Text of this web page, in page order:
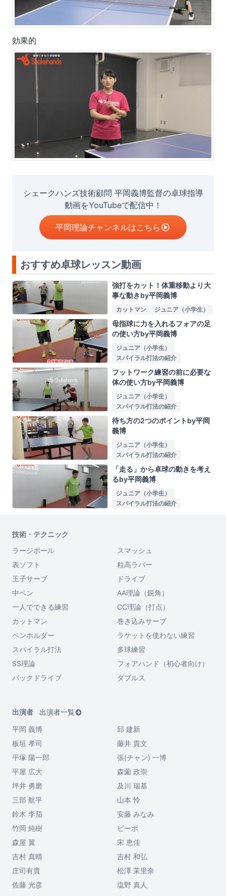
効果的
シェークハンズ技術顧問 平岡義博監督の卓球指導
動画をYouTubeで配信中！
平岡理論チャンネルはこちら
おすすめ卓球レッスン動画
強打をカット！体重移動より大
事な動きby平岡義博
カットマン ジュニア（小学生）
母指球に力を入れるフォアの足
の使い方by平岡義博
ジュニア（小学生）
スパイラル打法の紹介
フットワーク練習の前に必要な
体の使い方by平岡義博
ジュニア（小学生）
スパイラル打法の紹介
待ち方の2つのポイントby平岡
義博
ジュニア（小学生）
スパイラル打法の紹介
「走る」から卓球の動きを考え
るby平岡義博
ジュニア（小学生）
スパイラル打法の紹介
技術・テクニック
ラージボール
スマッシュ
表ソフト
粒高ラバー
王子サーブ
ドライブ
中ペン
AA理論（鋭角）
一人でできる練習
CC理論（打点）
カットマン
巻き込みサーブ
ペンホルダー
ラケットを使わない練習
スパイラル打法
多球練習
SS理論
フォアハンド（初心者向け）
バックドライブ
ダブルス
出演者
出演者一覧
平岡 義博
邱 建新
板垣 孝司
藤井 貴文
平塚 陽一郎
張(チャン) 一博
平屋 広大
森薗 政崇
坪井 勇磨
及川 瑞基
三部 航平
山本 怜
鈴木 李茄
安藤 みなみ
竹岡 純樹
ビーボ
森屋 翼
宋 恵佳
吉村 真晴
吉村 和弘
庄司有貴
松澤 茉里奈
佐藤 光彦
塩野 真人